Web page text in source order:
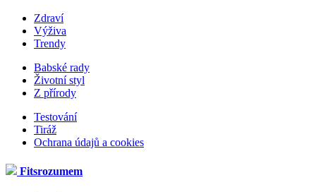
Zdraví
Výživa
Trendy
Babské rady
Životní styl
Z přírody
Testování
Tiráž
Ochrana údajů a cookies
Fitsrozumem